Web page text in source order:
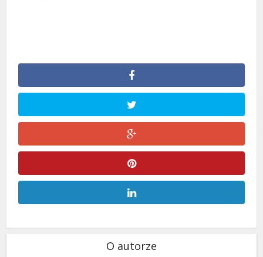
O autorze